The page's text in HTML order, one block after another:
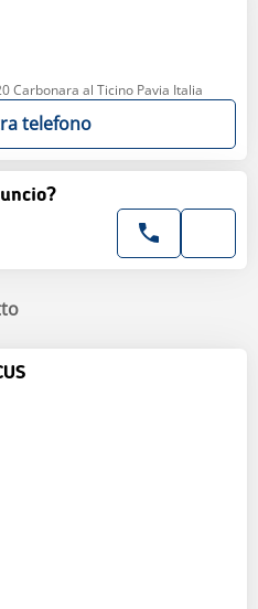
Carbonara al Ticino Pavia Italia
telefono